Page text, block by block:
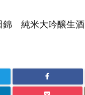
純米大吟醸生酒